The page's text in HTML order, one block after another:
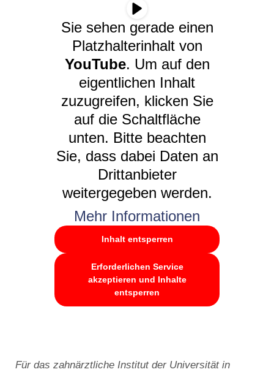
Sie sehen gerade einen
Platzhalterinhalt von
YouTube. Um auf den
eigentlichen Inhalt
zuzugreifen, klicken Sie
auf die Schaltfläche
unten. Bitte beachten
Sie, dass dabei Daten an
Drittanbieter
weitergegeben werden.
Mehr Informationen
Inhalt entsperren
Erforderlichen Service
akzeptieren und Inhalte
entsperren
Für das zahnärztliche Institut der Universität in